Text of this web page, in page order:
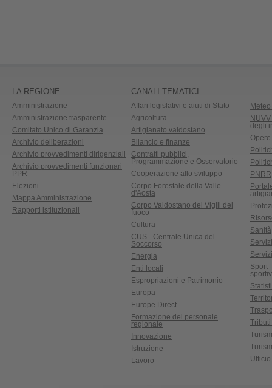
LA REGIONE
Amministrazione
Amministrazione trasparente
Comitato Unico di Garanzia
Archivio deliberazioni
Archivio provvedimenti dirigenziali
Archivio provvedimenti funzionari
PPR
Elezioni
Mappa Amministrazione
Rapporti istituzionali
CANALI TEMATICI
Affari legislativi e aiuti di Stato
Agricoltura
Artigianato valdostano
Bilancio e finanze
Contratti pubblici,
Programmazione e Osservatorio
Cooperazione allo sviluppo
Corpo Forestale della Valle
d'Aosta
Corpo Valdostano dei Vigili del
fuoco
Cultura
CUS - Centrale Unica del
Soccorso
Energia
Enti locali
Espropriazioni e Patrimonio
Europa
Europe Direct
Formazione del personale
regionale
Innovazione
Istruzione
Lavoro
degli
PNRR
Sanità
Sport